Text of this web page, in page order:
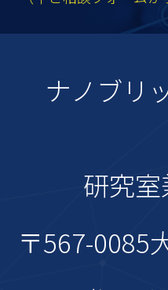
所等連
る情報
ド情報
情報、
ナノブリ
研究
〒567-0085